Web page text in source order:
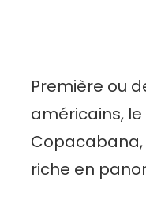
Première ou
américains,
riche en